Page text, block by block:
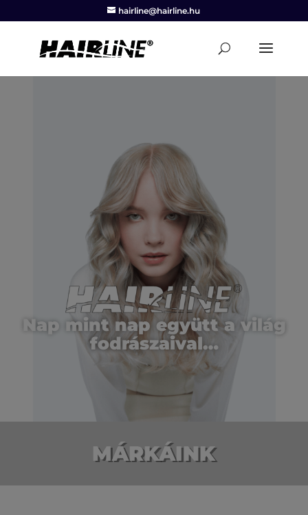
hairline@hairline.hu
Nap mint nap együtt a világ
fodrászaival…
MÁRKÁINK